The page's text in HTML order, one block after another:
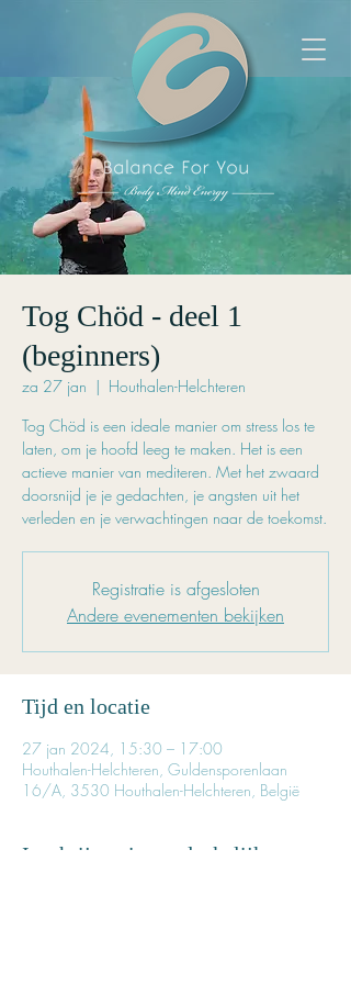
Tog Chöd - deel 1
(beginners)
za 27 jan
  |
Houthalen-Helchteren
Tog Chöd is een ideale manier om stress los te
laten, om je hoofd leeg te maken. Het is een
actieve manier van mediteren. Met het zwaard
doorsnijd je je gedachten, je angsten uit het
verleden en je verwachtingen naar de toekomst.
Registratie is afgesloten
Andere evenementen bekijken
Tijd en locatie
27 jan 2024, 15:30 – 17:00
Houthalen-Helchteren, Guldensporenlaan
16/A, 3530 Houthalen-Helchteren, België
Inschrijven is noodzakelijk